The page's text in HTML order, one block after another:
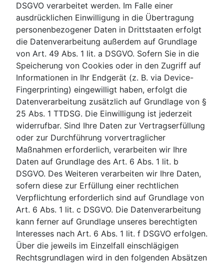
DSGVO verarbeitet werden. Im Falle einer
ausdrücklichen Einwilligung in die Übertragung
personenbezogener Daten in Drittstaaten erfolgt
die Datenverarbeitung außerdem auf Grundlage
von Art. 49 Abs. 1 lit. a DSGVO. Sofern Sie in die
Speicherung von Cookies oder in den Zugriff auf
Informationen in Ihr Endgerät (z. B. via Device-
Fingerprinting) eingewilligt haben, erfolgt die
Datenverarbeitung zusätzlich auf Grundlage von §
25 Abs. 1 TTDSG. Die Einwilligung ist jederzeit
widerrufbar. Sind Ihre Daten zur Vertragserfüllung
oder zur Durchführung vorvertraglicher
Maßnahmen erforderlich, verarbeiten wir Ihre
Daten auf Grundlage des Art. 6 Abs. 1 lit. b
DSGVO. Des Weiteren verarbeiten wir Ihre Daten,
sofern diese zur Erfüllung einer rechtlichen
Verpflichtung erforderlich sind auf Grundlage von
Art. 6 Abs. 1 lit. c DSGVO. Die Datenverarbeitung
kann ferner auf Grundlage unseres berechtigten
Interesses nach Art. 6 Abs. 1 lit. f DSGVO erfolgen.
Über die jeweils im Einzelfall einschlägigen
Rechtsgrundlagen wird in den folgenden Absätzen